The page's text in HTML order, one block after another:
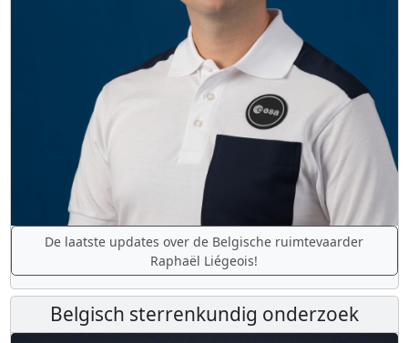
De laatste updates over de Belgische ruimtevaarder
Raphaël Liégeois!
Belgisch sterrenkundig onderzoek